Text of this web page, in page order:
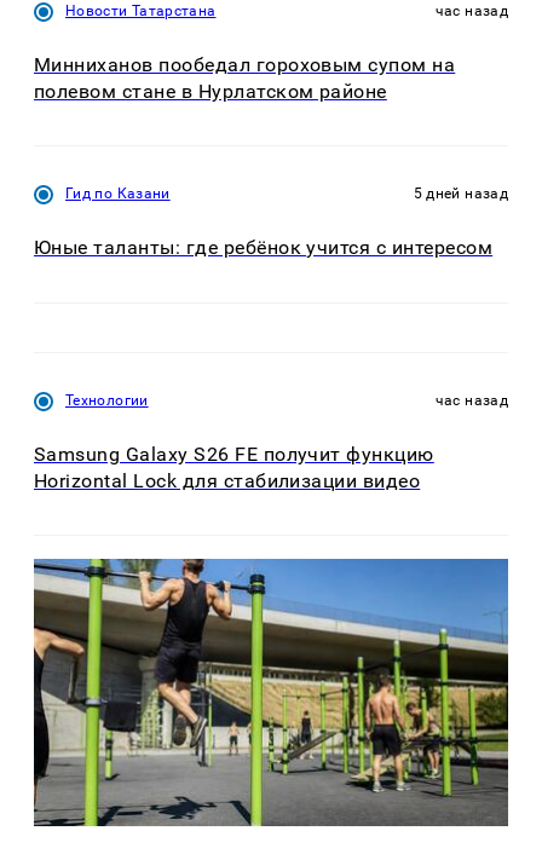
Новости Татарстана час назад
Минниханов пообедал гороховым супом на
полевом стане в Нурлатском районе
Гид по Казани 5 дней назад
Юные таланты: где ребёнок учится с интересом
Технологии час назад
Samsung Galaxy S26 FE получит функцию
Horizontal Lock для стабилизации видео